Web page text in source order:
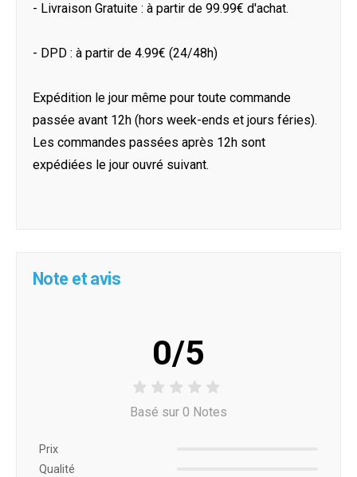
- Livraison Gratuite : à partir de 99.99€ d'achat.
- DPD : à partir de 4.99€ (24/48h)
Expédition le jour même pour toute commande
passée avant 12h (hors week-ends et jours féries).
Les commandes passées après 12h sont
expédiées le jour ouvré suivant.
Note et avis
0/5
Basé sur 0 Notes
Prix ​​
Qualité